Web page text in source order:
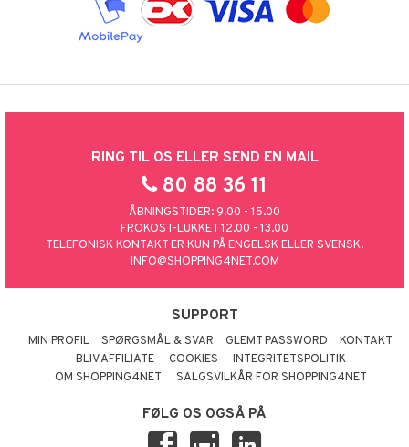
RING TIL OS ELLER SEND EN MAIL
80 88 36 11
ÅBNINGSTIDER: 9.00 - 15.00
FROKOST-LUKKET 12.00 - 13.00
TELEFONISK KONTAKT ER KUN PÅ ENGELSK ELLER SVENSK.
INFO@SHOPPING4NET.COM
SUPPORT
MIN PROFIL SPØRGSMÅL & SVAR GLEMT PASSWORD
KONTAKT
BLIV AFFILIATE
COOKIES
INTEGRITETSPOLITIK
OM SHOPPING4NET
SALGSVILKÅR FOR SHOPPING4NET
FØLG OS OGSÅ PÅ